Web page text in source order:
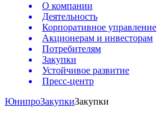
О компании
Деятельность
Корпоративное управление
Акционерам и инвесторам
Потребителям
Закупки
Устойчивое развитие
Пресс-центр
ЮнипроЗакупкиЗакупки